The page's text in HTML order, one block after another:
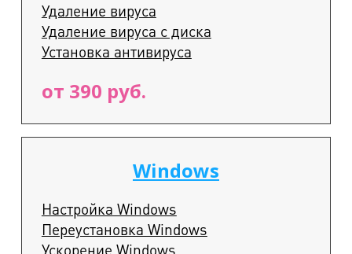
Удаление вируса
Удаление вируса с диска
Установка антивируса
от 390 руб.
Windows
Настройка Windows
Переустановка Windows
Ускорение Windows